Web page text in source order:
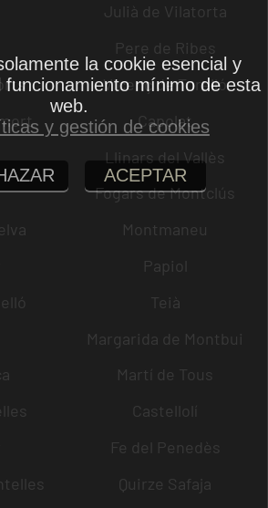
Julià de Vilatorta
Pere de Ribes
Vicenç de Torelló
Capolat
Llinars del Vallès
Fogars de Montclús
Montmaneu
Papiol
Teià
Margarida de Montbui
Martí de Tous
Castellolí
Fe del Penedès
Quirze Safaja
la cookie esencial y
funcionamiento mínimo de esta
web.
y gestión de cookies
ACEPTAR